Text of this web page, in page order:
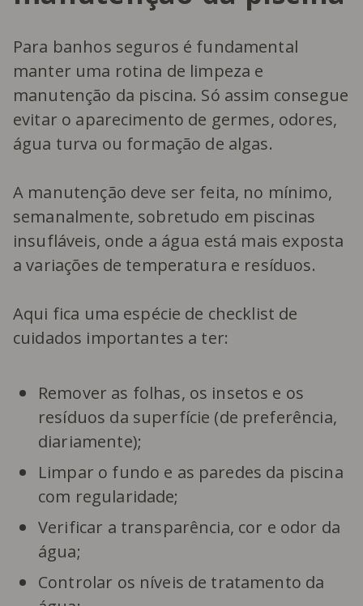
Para banhos seguros é fundamental
manter uma rotina de limpeza e
manutenção da piscina. Só assim consegue
evitar o aparecimento de germes, odores,
água turva ou formação de algas.
A manutenção deve ser feita, no mínimo,
semanalmente, sobretudo em piscinas
insufláveis, onde a água está mais exposta
a variações de temperatura e resíduos.
Aqui fica uma espécie de checklist de
cuidados importantes a ter:
Remover as folhas, os insetos e os
resíduos da superfície (de preferência,
diariamente);
Limpar o fundo e as paredes da piscina
com regularidade;
Verificar a transparência, cor e odor da
água;
Controlar os níveis de tratamento da